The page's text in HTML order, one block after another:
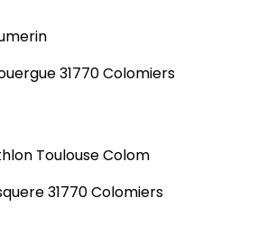
31770 Colomiers
Toulouse Colom
31770 Colomiers